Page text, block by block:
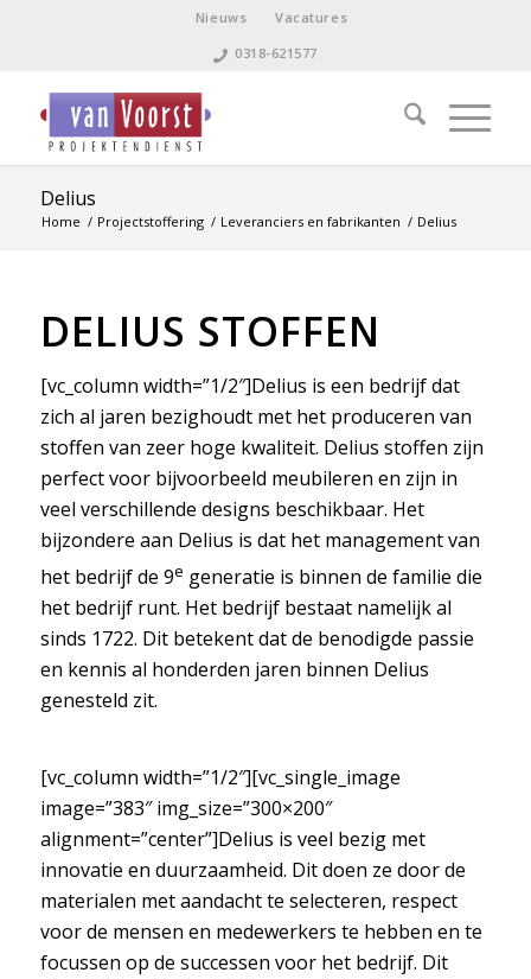
Nieuws
Vacatures
0318-621577
Delius
Home / Projectstoffering / Leveranciers en fabrikanten / Delius
DELIUS STOFFEN
[vc_column width=”1/2″]Delius is een bedrijf dat
zich al jaren bezighoudt met het produceren van
stoffen van zeer hoge kwaliteit. Delius stoffen zijn
perfect voor bijvoorbeeld meubileren en zijn in
veel verschillende designs beschikbaar. Het
bijzondere aan Delius is dat het management van
het bedrijf de 9e generatie is binnen de familie die
het bedrijf runt. Het bedrijf bestaat namelijk al
sinds 1722. Dit betekent dat de benodigde passie
en kennis al honderden jaren binnen Delius
genesteld zit.
[vc_column width=”1/2″][vc_single_image
image=”383″ img_size=”300×200″
alignment=”center”]Delius is veel bezig met
innovatie en duurzaamheid. Dit doen ze door de
materialen met aandacht te selecteren, respect
voor de mensen en medewerkers te hebben en te
focussen op de successen voor het bedrijf. Dit